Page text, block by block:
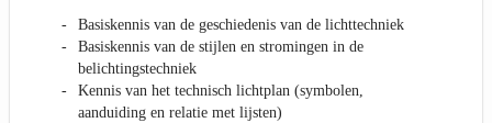
Basiskennis van de geschiedenis van de lichttechniek
Basiskennis van de stijlen en stromingen in de
belichtingstechniek
Kennis van het technisch lichtplan (symbolen,
aanduiding en relatie met lijsten)